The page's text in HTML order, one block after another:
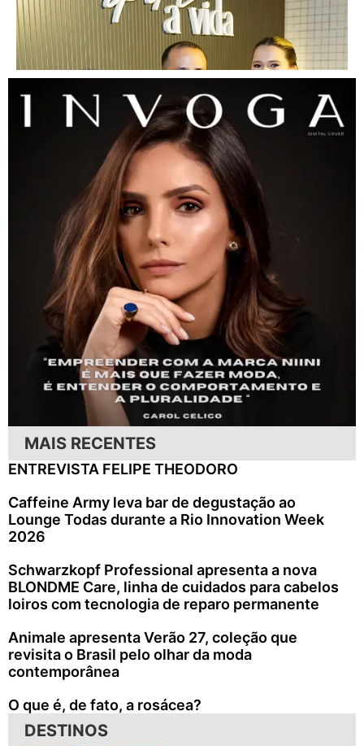
MAIS RECENTES
ENTREVISTA FELIPE THEODORO
Caffeine Army leva bar de degustação ao
Lounge Todas durante a Rio Innovation Week
2026
Schwarzkopf Professional apresenta a nova
BLONDME Care, linha de cuidados para cabelos
loiros com tecnologia de reparo permanente
Animale apresenta Verão 27, coleção que
revisita o Brasil pelo olhar da moda
contemporânea
O que é, de fato, a rosácea?
DESTINOS